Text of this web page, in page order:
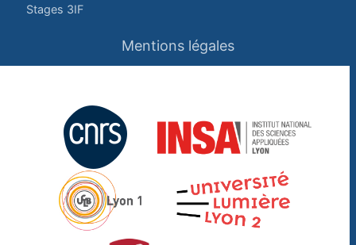
Stages 3IF
Mentions légales